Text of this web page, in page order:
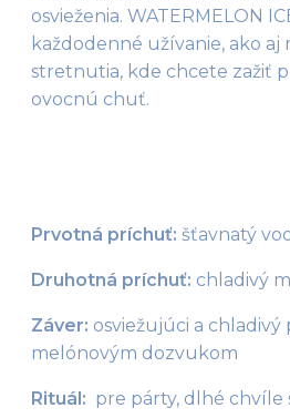
osvieženia. WATERMELON
každodenné užívanie, ako aj
stretnutia, kde chcete zažiť
ovocnú chuť.
Prvotná príchuť: šťavnatý
Druhotná príchuť: chladivý
Záver: osviežujúci a chladivý
melónovým dozvukom
Rituál: pre párty, dlhé chvíle